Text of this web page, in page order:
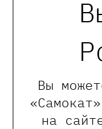
Вы
на
оставлять